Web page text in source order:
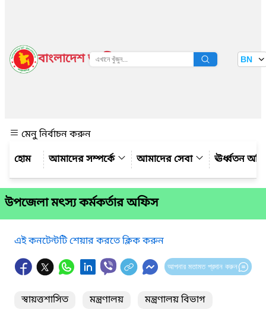
বাংলাদেশ জাতীয় তথ্য বাতায়ন BN
মেনু নির্বাচন করুন
আমাদের সম্পর্কে
আমাদের সেবা ঊর্ধ্বতন
উপজেলা মৎস্য কর্মকর্তার অফিস
এই কনটেন্টটি শেয়ার করতে ক্লিক করুন
আপনার মতামত প্রদান করুন
স্বায়ত্তশাসিত মন্ত্রণালয়
মন্ত্রণালয় বিভাগ